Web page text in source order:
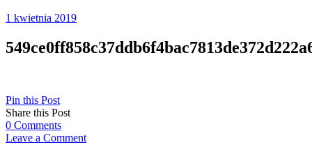
1 kwietnia 2019
Pin this Post
Share this Post
0 Comments
Leave a Comment